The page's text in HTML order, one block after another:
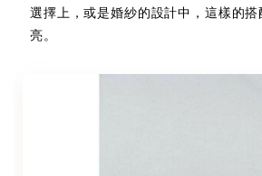
選擇上，或是婚紗的設計中，這樣的
亮。